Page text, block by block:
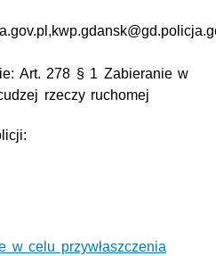
Art. 278 § 1 Zabieranie w
rzeczy ruchomej
w celu przywłaszczenia